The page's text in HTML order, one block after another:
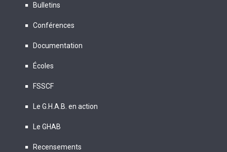
Bulletins
Conférences
Documentation
Écoles
FSSCF
Le G.H.A.B. en action
Le GHAB
Recensements